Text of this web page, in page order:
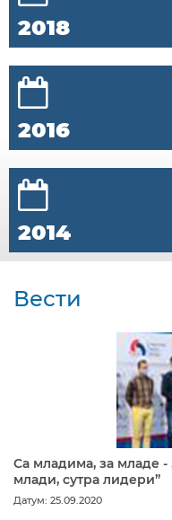
2018
2016
2014
Вести
Са младима, за младе -
млади, сутра лидери”
Датум: 25.09.2020